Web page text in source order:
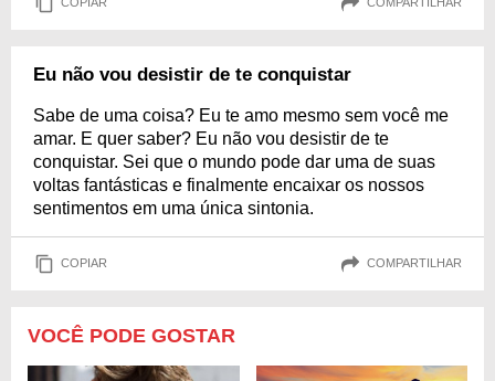
Eu não vou desistir de te conquistar
Sabe de uma coisa? Eu te amo mesmo sem você me
amar. E quer saber? Eu não vou desistir de te
conquistar. Sei que o mundo pode dar uma de suas
voltas fantásticas e finalmente encaixar os nossos
sentimentos em uma única sintonia.
COPIAR COMPARTILHAR
VOCÊ PODE GOSTAR